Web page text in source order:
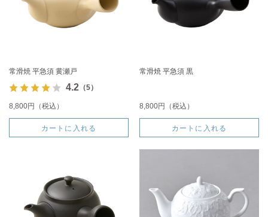
常滑焼 平急須 黄瀬戸
4.2（5）
8,800円（税込）
カートに入れる
常滑焼 平急須 黒
8,800円（税込）
カートに入れる